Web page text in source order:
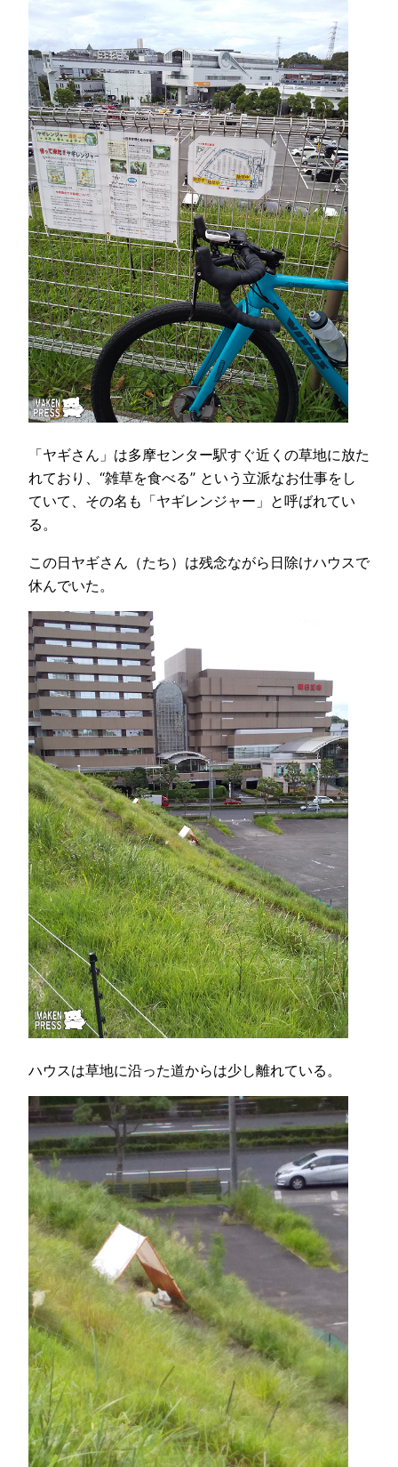
「ヤギさん」は多摩センター駅すぐ近くの草地に放た
れており、“雑草を食べる” という立派なお仕事をし
ていて、その名も「ヤギレンジャー」と呼ばれてい
る。
この日ヤギさん（たち）は残念ながら日除けハウスで
休んでいた。
ハウスは草地に沿った道からは少し離れている。